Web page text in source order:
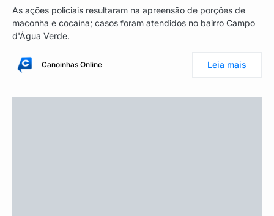
As ações policiais resultaram na apreensão de porções de
maconha e cocaína; casos foram atendidos no bairro Campo
d'Água Verde.
Canoinhas Online Leia mais